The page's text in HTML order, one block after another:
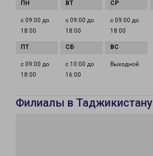
с 09:00 до
18:00
с 09:00 до
18:00
с 09:00 до
18:00
с 09:00 до
18:00
с 10:00 до
16:00
Выходной
Филиалы в Таджикистану